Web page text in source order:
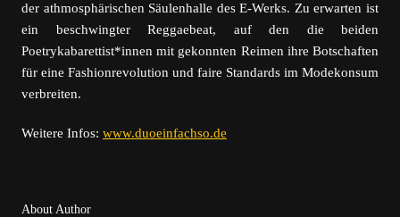
der athmosphärischen Säulenhalle des E-Werks. Zu erwarten ist
ein beschwingter Reggaebeat, auf den die beiden
Poetrykabarettist*innen mit gekonnten Reimen ihre Botschaften
für eine Fashionrevolution und faire Standards im Modekonsum
verbreiten.
Weitere Infos: www.duoeinfachso.de
About Author